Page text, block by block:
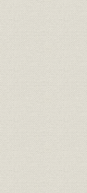
福利厚生
安全管理
安全管理
提携・合併
提携・合併
提携・合併